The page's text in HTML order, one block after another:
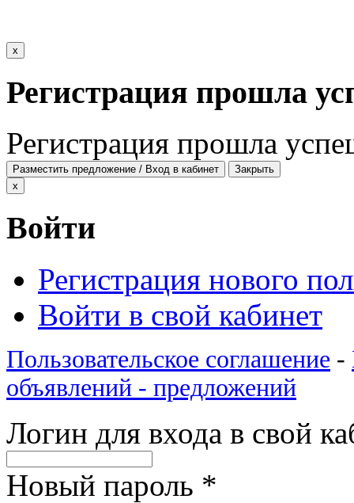
x
Регистрация прошла
Регистрация прошла
Разместить предложение / Вход в кабинет
Закрыть
x
Войти
Регистрация нового
Войти в свой кабинет
Пользовательское соглашение -
объявлений - предложений
Логин для входа в свой
Новый пароль *